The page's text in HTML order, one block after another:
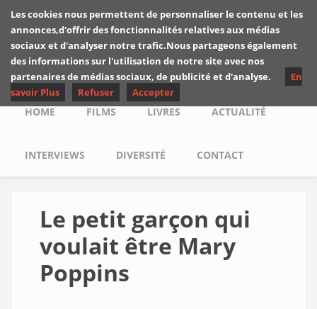
Skip to main content
Les critiques de
Yuyine
Main menu
HOME FILMS LIVRES ACTUALITÉ
INTERVIEWS DIVERSITÉ CONTACT
Le petit garçon qui
voulait être Mary
Poppins
Les cookies nous permettent de personnaliser le contenu et les
annonces,d'offrir des fonctionnalités relatives aux médias
sociaux et d'analyser notre trafic.Nous partageons également
des informations sur l'utilisation de notre site avec nos
partenaires de médias sociaux, de publicité et d'analyse.
En
savoir Plus
Refuser Accepter